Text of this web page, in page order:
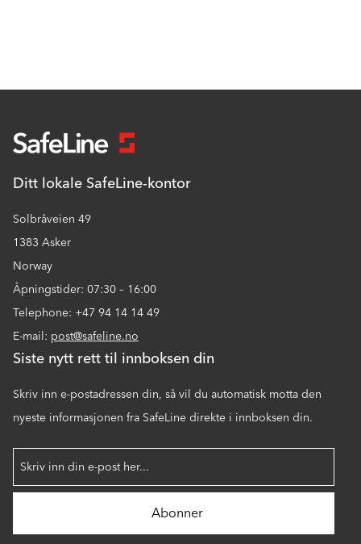
Ditt lokale SafeLine-kontor
Solbråveien 49
1383 Asker
Norway
Åpningstider: 07:30 – 16:00
Telephone: +47 94 14 14 49
E-mail: post@safeline.no
Siste nytt rett til innboksen din
Skriv inn e-postadressen din, så vil du automatisk motta den
nyeste informasjonen fra SafeLine direkte i innboksen din.